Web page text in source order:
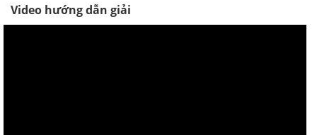
Video hướng dẫn giải